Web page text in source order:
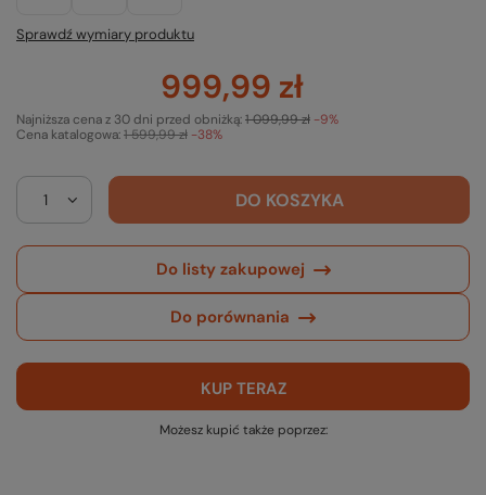
Sprawdź wymiary produktu
999,99 zł
Cena katalogowa:1 599,99 zł -38%
Najniższa cena z 30 dni przed obniżką:1 099,99 zł -9%
DO KOSZYKA
Do listy zakupowej
Do porównania
KUP TERAZ
Możesz kupić także poprzez: